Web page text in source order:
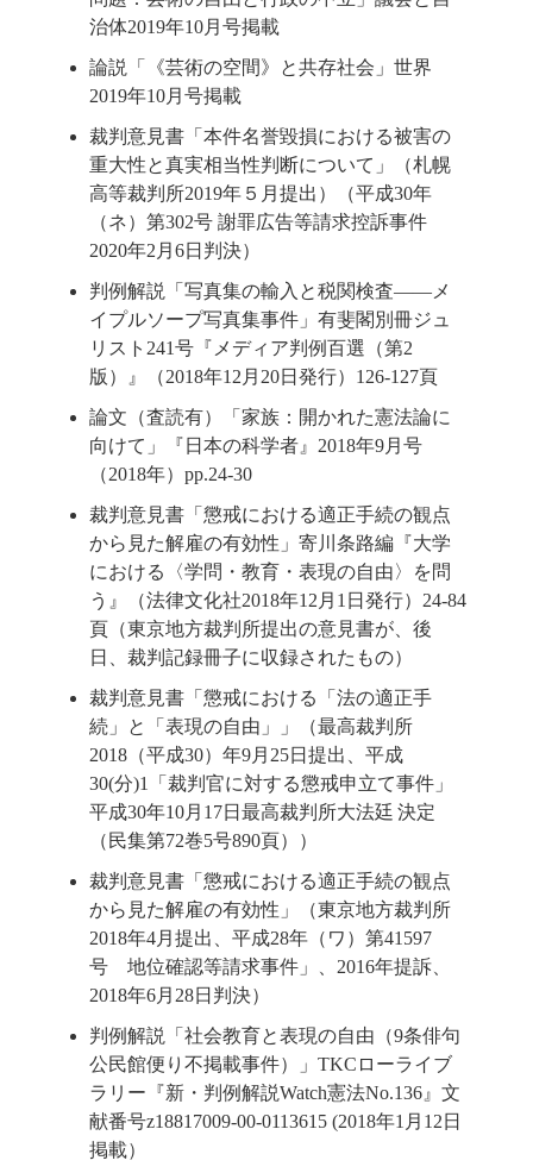
治体2019年10月号掲載
論説「《芸術の空間》と共存社会」世界
2019年10月号掲載
裁判意見書「本件名誉毀損における被害の
重大性と真実相当性判断について」（札幌
高等裁判所2019年５月提出）（平成30年
（ネ）第302号 謝罪広告等請求控訴事件
2020年2月6日判決）
判例解説「写真集の輸入と税関検査――メ
イプルソープ写真集事件」有斐閣別冊ジュ
リスト241号『メディア判例百選（第2
版）』（2018年12月20日発行）126-127頁
論文（査読有）「家族：開かれた憲法論に
向けて」『日本の科学者』2018年9月号
（2018年）pp.24-30
裁判意見書「懲戒における適正手続の観点
から見た解雇の有効性」寄川条路編『大学
における〈学問・教育・表現の自由〉を問
う』（法律文化社2018年12月1日発行）24-84
頁（東京地方裁判所提出の意見書が、後
日、裁判記録冊子に収録されたもの）
裁判意見書「懲戒における「法の適正手
続」と「表現の自由」」（最高裁判所
2018（平成30）年9月25日提出、平成
30(分)1「裁判官に対する懲戒申立て事件」
平成30年10月17日最高裁判所大法廷 決定
（民集第72巻5号890頁））
裁判意見書「懲戒における適正手続の観点
から見た解雇の有効性」（東京地方裁判所
2018年4月提出、平成28年（ワ）第41597
号 地位確認等請求事件」、2016年提訴、
2018年6月28日判決）
判例解説「社会教育と表現の自由（9条俳句
公民館便り不掲載事件）」TKCローライブ
ラリー『新・判例解説Watch憲法No.136』文
献番号z18817009-00-0113615 (2018年1月12日
掲載）